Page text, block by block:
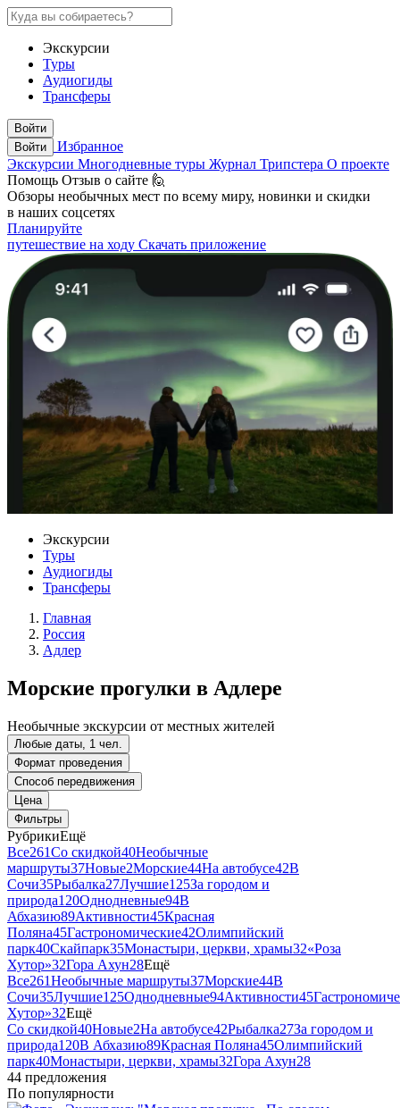
Экскурсии
Туры
Аудиогиды
Трансферы
Войти
Войти
Избранное
Экскурсии Многодневные туры Журнал Трипстера О проекте
Помощь Отзыв о сайте 🙋
Обзоры необычных мест по всему миру, новинки и скидки
в наших соцсетях
Планируйте
путешествие на ходу Скачать приложение
Экскурсии
Туры
Аудиогиды
Трансферы
Главная
Россия
Адлер
Морские прогулки в Адлере
Необычные экскурсии от местных жителей
Любые даты, 1 чел.
Формат проведения
Способ передвижения
Цена
Фильтры
РубрикиЕщё
Все261Со скидкой40Необычные
маршруты37Новые2Морские44На автобусе42В
Сочи35Рыбалка27Лучшие125За городом и
природа120Однодневные94В
Абхазию89Активности45Красная
Поляна45Гастрономические42Олимпийский
парк40Скайпарк35Монастыри, церкви, храмы32«Роза
Хутор»32Гора Ахун28Ещё
Все261Необычные маршруты37Морские44В
Сочи35Лучшие125Однодневные94Активности45
Хутор»32Ещё
Со скидкой40Новые2На автобусе42Рыбалка27За городом и
природа120В Абхазию89Красная Поляна45Олимпийский
парк40Монастыри, церкви, храмы32Гора Ахун28
44 предложения
По популярности